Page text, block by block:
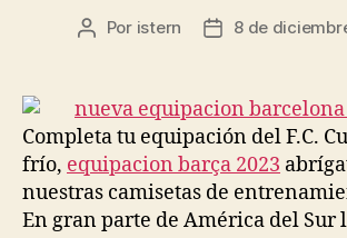
Autor
entrada
Por istern
Fecha
entrada
8 de
Completa tu equipación del F.C.
frío, equipacion barça 2023
nuestras camisetas de
En gran parte de América del Sur